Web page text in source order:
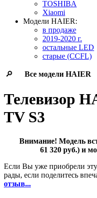
TOSHIBA
Xiaomi
Модели HAIER:
в продаже
2019-2020 г.
остальные LED
старые (CCFL)
🔎 Все модели HAIER
Телевизор
TV S3
Внимание! Модель
61 320 руб.) и
Если Вы уже приобрели
рады, если поделитесь
отзыв...